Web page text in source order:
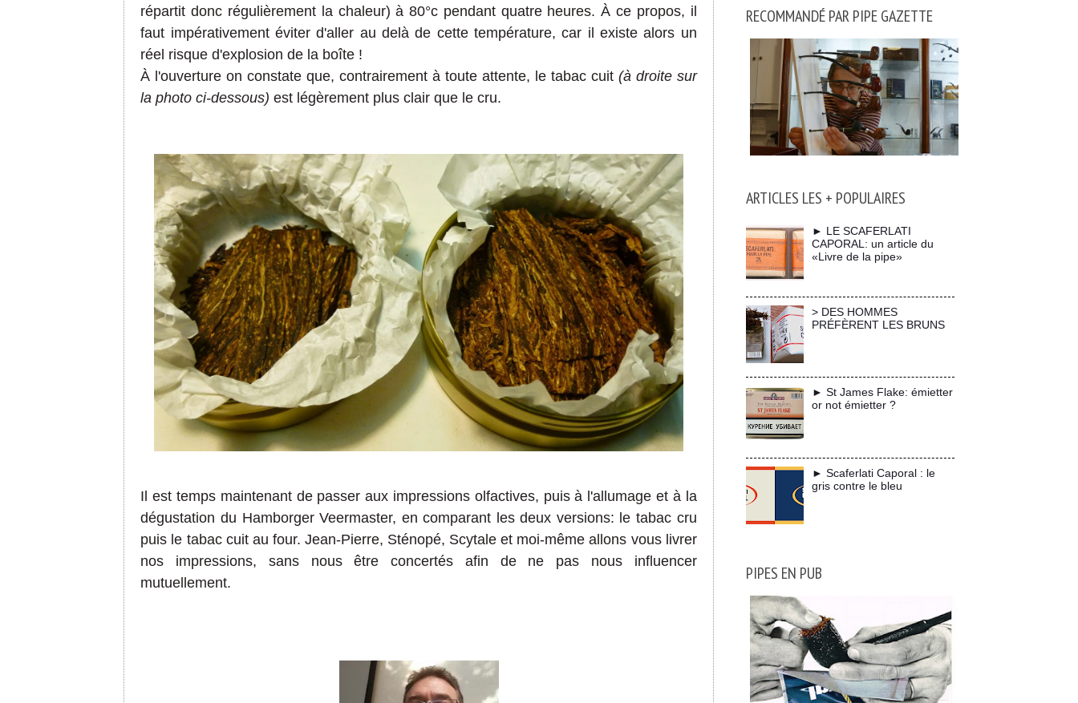
répartit donc régulièrement la chaleur) à 80°c pendant quatre heures. À ce propos, il
faut impérativement éviter d'aller au delà de cette température, car il existe alors un
réel risque d'explosion de la boîte !
À l'ouverture on constate que, contrairement à toute attente, le tabac cuit (à droite sur
la photo ci-dessous) est légèrement plus clair que le cru.
Il est temps maintenant de passer aux impressions olfactives, puis à l'allumage et à la
dégustation du Hamborger Veermaster, en comparant les deux versions: le tabac cru
puis le tabac cuit au four. Jean-Pierre, Sténopé, Scytale et moi-même allons vous livrer
nos impressions, sans nous être concertés afin de ne pas nous influencer
mutuellement.
RECOMMANDÉ PAR PIPE GAZETTE
ARTICLES LES + POPULAIRES
► LE SCAFERLATI
CAPORAL: un article du
«Livre de la pipe»
> DES HOMMES
PRÉFÈRENT LES BRUNS
► St James Flake: émietter
or not émietter ?
► Scaferlati Caporal : le
gris contre le bleu
PIPES EN PUB